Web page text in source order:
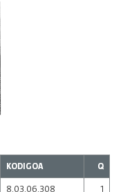
KODIGOA Q
8.03.06.308 1